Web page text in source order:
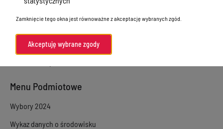
Akty prawne
Menu Podmiotowe
Wybory 2024
Wykaz danych o środowisku
Zamknięcie tego okna jest równoważne z akceptację wybranych zgód.
Akceptuję wybrane zgody